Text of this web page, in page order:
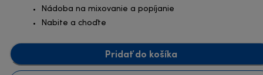
Nádoba na mixovanie a popíjanie
Nabite a choďte
Pridať do košíka